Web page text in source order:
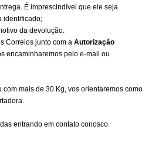
É imprescindível que ele seja
identificado;
da devolução.
Correios junto com a Autorização
encaminharemos pelo e-mail ou
com mais de 30 Kg, vos orientaremos como
entrando em contato conosco.